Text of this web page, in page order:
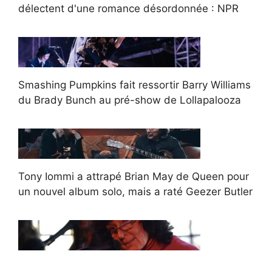
délectent d'une romance désordonnée : NPR
Smashing Pumpkins fait ressortir Barry Williams
du Brady Bunch au pré-show de Lollapalooza
Tony Iommi a attrapé Brian May de Queen pour
un nouvel album solo, mais a raté Geezer Butler